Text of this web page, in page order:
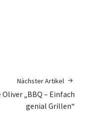
Nächster Artikel
„BBQ – Einfach
genial Grillen“